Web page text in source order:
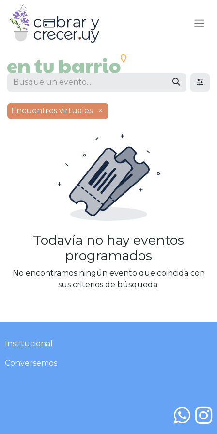
Encuentros virtuales ×
Todavía no hay eventos
programados
No encontramos ningún evento que coincida con
sus criterios de búsqueda.
Institucional​​​
Conversemos​